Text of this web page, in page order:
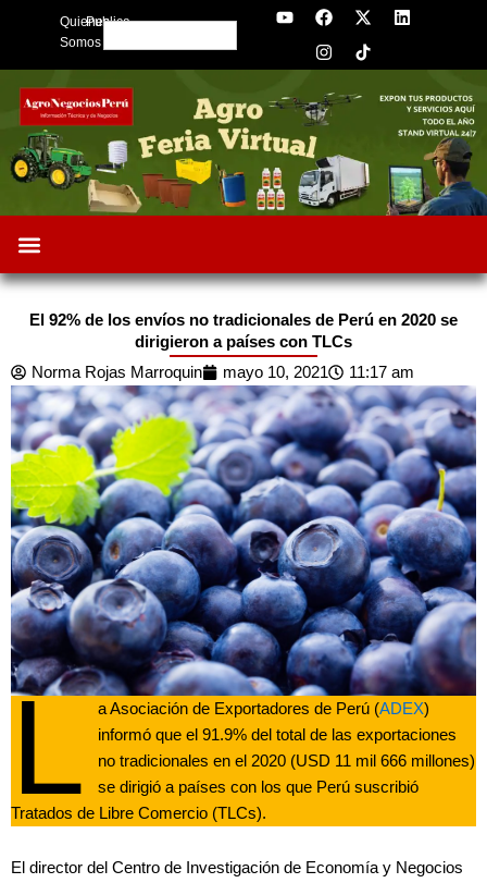
Quienes
Somos
Publica
Search
Y
o
b
e
F
a
c
e
o
o
k
X
-
t
w
t
L
i
d
n
I
n
s
t
g
r
a
El 92% de los envíos no tradicionales de Perú en 2020 se
dirigieron a países con TLCs
Norma Rojas Marroquin
mayo 10, 2021 11:17 am
L a Asociación de Exportadores de Perú (ADEX)
informó que el 91.9% del total de las exportaciones
no tradicionales en el 2020 (USD 11 mil 666 millones)
se dirigió a países con los que Perú suscribió
Tratados de Libre Comercio (TLCs).
El director del Centro de Investigación de Economía y Negocios